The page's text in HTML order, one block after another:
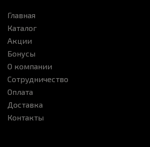
Главная
Каталог
Акции
Бонусы
О компании
Сотрудничество
Оплата
Доставка
Контакты